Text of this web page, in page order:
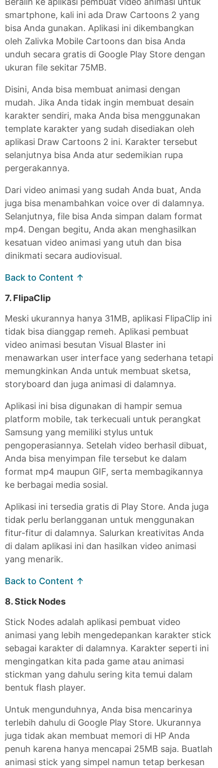
smartphone, kali ini ada Draw Cartoons 2 yang
bisa Anda gunakan. Aplikasi ini dikembangkan
oleh Zalivka Mobile Cartoons dan bisa Anda
unduh secara gratis di Google Play Store dengan
ukuran file sekitar 75MB.
Disini, Anda bisa membuat animasi dengan
mudah. Jika Anda tidak ingin membuat desain
karakter sendiri, maka Anda bisa menggunakan
template karakter yang sudah disediakan oleh
aplikasi Draw Cartoons 2 ini. Karakter tersebut
selanjutnya bisa Anda atur sedemikian rupa
pergerakannya.
Dari video animasi yang sudah Anda buat, Anda
juga bisa menambahkan voice over di dalamnya.
Selanjutnya, file bisa Anda simpan dalam format
mp4. Dengan begitu, Anda akan menghasilkan
kesatuan video animasi yang utuh dan bisa
dinikmati secara audiovisual.
Back to Content ↑
7. FlipaClip
Meski ukurannya hanya 31MB, aplikasi FlipaClip ini
tidak bisa dianggap remeh. Aplikasi pembuat
video animasi besutan Visual Blaster ini
menawarkan user interface yang sederhana tetapi
memungkinkan Anda untuk membuat sketsa,
storyboard dan juga animasi di dalamnya.
Aplikasi ini bisa digunakan di hampir semua
platform mobile, tak terkecuali untuk perangkat
Samsung yang memiliki stylus untuk
pengoperasiannya. Setelah video berhasil dibuat,
Anda bisa menyimpan file tersebut ke dalam
format mp4 maupun GIF, serta membagikannya
ke berbagai media sosial.
Aplikasi ini tersedia gratis di Play Store. Anda juga
tidak perlu berlangganan untuk menggunakan
fitur-fitur di dalamnya. Salurkan kreativitas Anda
di dalam aplikasi ini dan hasilkan video animasi
yang menarik.
Back to Content ↑
8. Stick Nodes
Stick Nodes adalah aplikasi pembuat video
animasi yang lebih mengedepankan karakter stick
sebagai karakter di dalamnya. Karakter seperti ini
mengingatkan kita pada game atau animasi
stickman yang dahulu sering kita temui dalam
bentuk flash player.
Untuk mengunduhnya, Anda bisa mencarinya
terlebih dahulu di Google Play Store. Ukurannya
juga tidak akan membuat memori di HP Anda
penuh karena hanya mencapai 25MB saja. Buatlah
animasi stick yang simpel namun tetap berkesan